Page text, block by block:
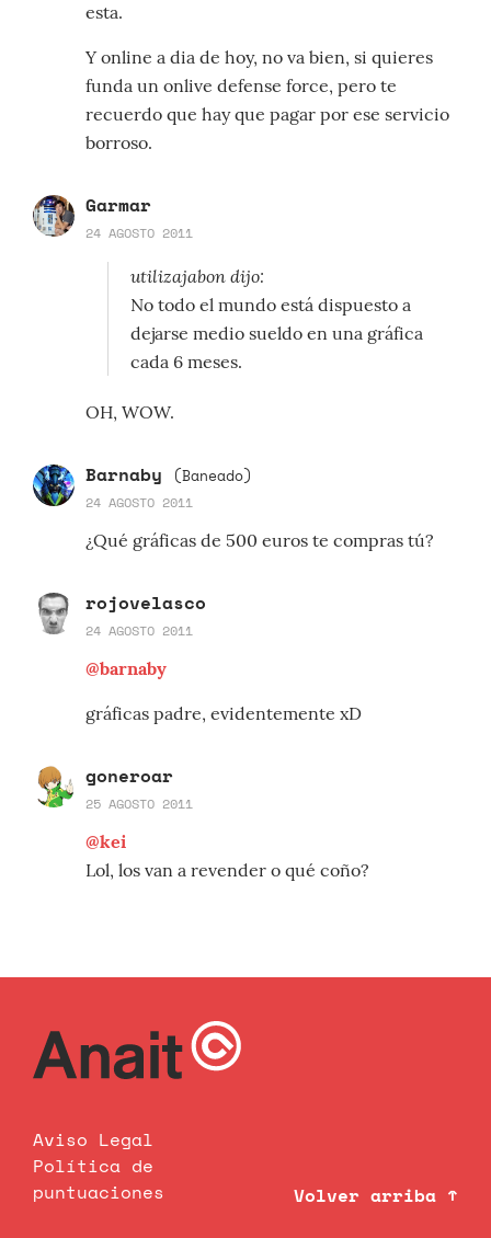
esta.
Y online a dia de hoy, no va bien, si quieres
funda un onlive defense force, pero te
recuerdo que hay que pagar por ese servicio
borroso.
Garmar
24 AGOSTO 2011
utilizajabon dijo:
No todo el mundo está dispuesto a
dejarse medio sueldo en una gráfica
cada 6 meses.
OH, WOW.
Barnaby (Baneado)
24 AGOSTO 2011
¿Qué gráficas de 500 euros te compras tú?
rojovelasco
24 AGOSTO 2011
@barnaby
gráficas padre, evidentemente xD
goneroar
25 AGOSTO 2011
@kei
Lol, los van a revender o qué coño?
Aviso Legal
Política de
puntuaciones
Volver arriba ↑